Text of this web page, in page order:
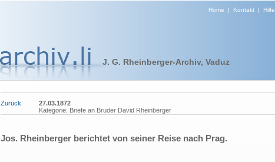
Home | Kontakt| Hilfe
J. G. Rheinberger-Archiv, Vaduz
Zurück
27.03.1872
Kategorie: Briefe an Bruder David Rheinberger
Jos. Rheinberger berichtet von seiner Reise nach Prag.